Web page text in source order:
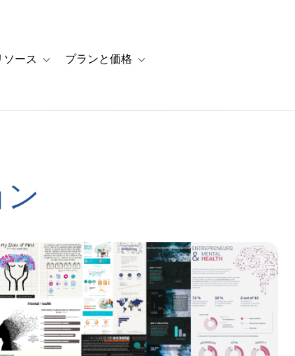
ーストーリー
sub-navigation for ソリューション
ソース Toggle sub-navigation for リソース
プランと価格 Toggle sub-navigation for プランと価格